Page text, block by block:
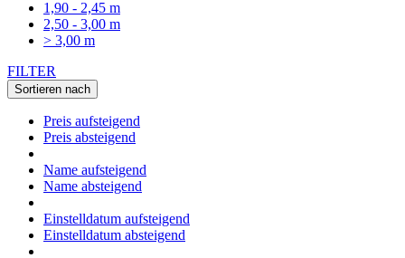
1,90 - 2,45 m
2,50 - 3,00 m
> 3,00 m
FILTER
Sortieren nach
Preis aufsteigend
Preis absteigend
Name aufsteigend
Name absteigend
Einstelldatum aufsteigend
Einstelldatum absteigend